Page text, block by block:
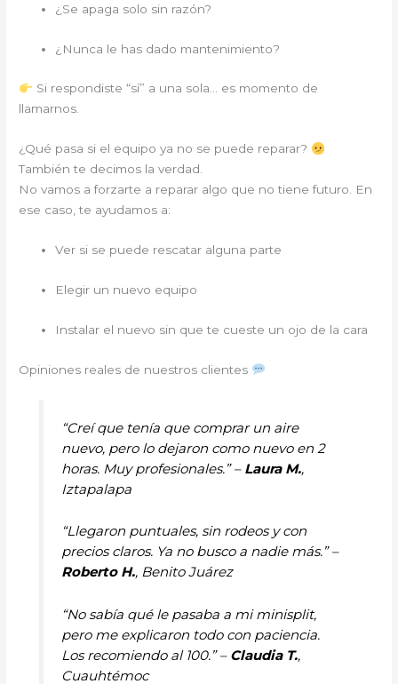
¿Se apaga solo sin razón?
¿Nunca le has dado mantenimiento?
Si respondiste “sí” a una sola… es momento de
llamarnos.
¿Qué pasa si el equipo ya no se puede reparar?
También te decimos la verdad.
No vamos a forzarte a reparar algo que no tiene futuro. En
ese caso, te ayudamos a:
Ver si se puede rescatar alguna parte
Elegir un nuevo equipo
Instalar el nuevo sin que te cueste un ojo de la cara
Opiniones reales de nuestros clientes
“Creí que tenía que comprar un aire
nuevo, pero lo dejaron como nuevo en 2
horas. Muy profesionales.” – Laura M.,
Iztapalapa
“Llegaron puntuales, sin rodeos y con
precios claros. Ya no busco a nadie más.” –
Roberto H., Benito Juárez
“No sabía qué le pasaba a mi minisplit,
pero me explicaron todo con paciencia.
Los recomiendo al 100.” – Claudia T.,
Cuauhtémoc